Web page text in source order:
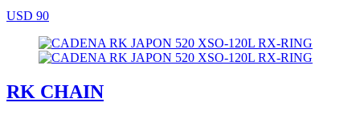
USD 90
RK CHAIN